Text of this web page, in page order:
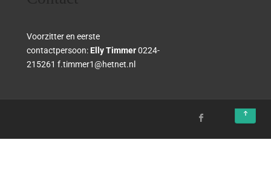
Voorzitter en eerste
contactpersoon: Elly Timmer0224-
215261 f.timmer1@hetnet.nl
↑